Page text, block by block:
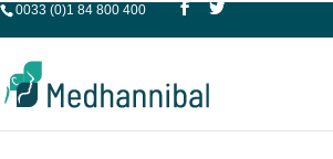
0033 (0)1 84 800 400